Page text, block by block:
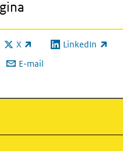
X
(externe link) LinkedIn
(externe link)
E-mail